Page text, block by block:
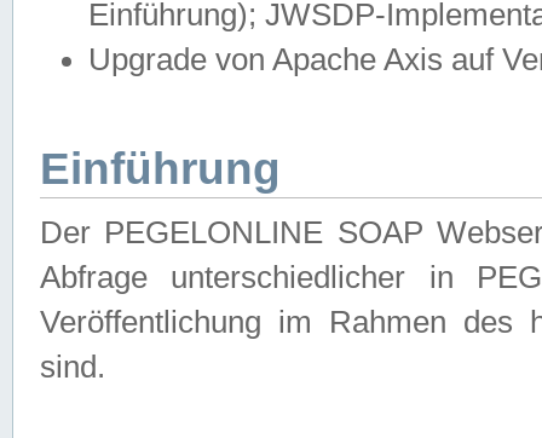
Einführung); JWSDP-
Upgrade von Apache Axis auf
Einführung
Der PEGELONLINE SOAP
Abfrage unterschiedlicher in
Veröffentlichung im Rahmen des
sind.